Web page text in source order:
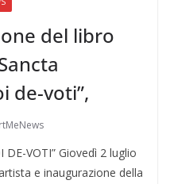
del libro
de-voti”,
DE-VOTI” Giovedì 2 luglio
e inaugurazione della